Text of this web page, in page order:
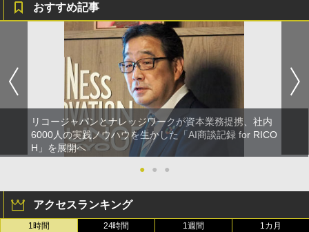
おすすめ記事
リコージャパンとナレッジワークが資本業務提携、社内
6000人の実践ノウハウを生かした「AI商談記録 for RICO
H」を展開へ
●
● ●
アクセスランキング
1時間 24時間 1週間 1カ月